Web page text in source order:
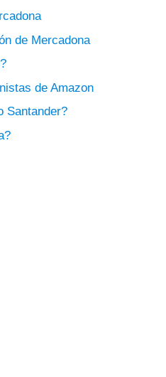
de Mercadona
de Amazon
Santander?